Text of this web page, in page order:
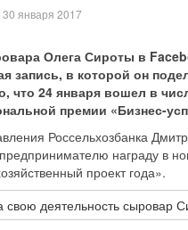
30 января 2017
Олега Сироты в
запись, в которой он
что 24 января вошел в
премии «Бизнес-
Россельхозбанка
награду в
проект года».
свою деятельность сыровар